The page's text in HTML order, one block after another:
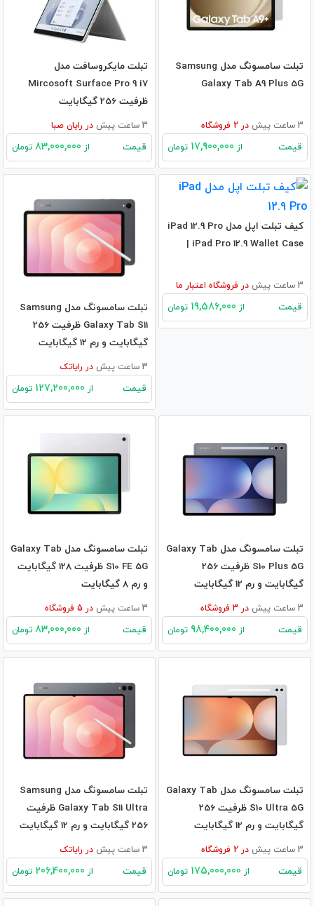
تبلت سامسونگ مدل Samsung
Galaxy Tab A9 Plus 5G
3 ساعت پیش در فروشگاه
قیمت از تومان
تبلت مایکروسافت مدل
Mircosoft Surface Pro 9 i7
ظرفیت 256 گیگابایت
3 ساعت پیش در رایان صبا
قیمت از تومان
کیف تبلت اپل مدل iPad 12.9 Pro
| iPad Pro 12.9 Wallet Case
3 ساعت پیش در فروشگاه اعتبار ما
قیمت از تومان
تبلت سامسونگ مدل Samsung
Galaxy Tab S11 ظرفیت 256
گیگابایت و رم 12 گیگابایت
3 ساعت پیش در رایاتک
قیمت از تومان
تبلت سامسونگ مدل Galaxy Tab
S10 Plus 5G ظرفیت 256
گیگابایت و رم 12 گیگابایت
3 ساعت پیش در فروشگاه
قیمت از تومان
تبلت سامسونگ مدل Galaxy Tab
S10 FE 5G ظرفیت 128 گیگابایت
و رم 8 گیگابایت
3 ساعت پیش در فروشگاه
قیمت از تومان
تبلت سامسونگ مدل Galaxy Tab
S10 Ultra 5G ظرفیت 256
گیگابایت و رم 12 گیگابایت
3 ساعت پیش در فروشگاه
قیمت از تومان
تبلت سامسونگ مدل Samsung
Galaxy Tab S11 Ultra ظرفیت
256 گیگابایت و رم 12 گیگابایت
3 ساعت پیش در رایاتک
قیمت از تومان